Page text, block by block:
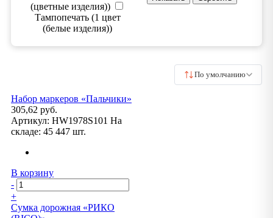
(цветные изделия))
Тампопечать (1 цвет
(белые изделия))
По умолчанию
Набор маркеров «Пальчики»
305,62 руб.
Артикул: HW1978S101 На
складе: 45 447 шт.
В корзину
-
+
Сумка дорожная «РИКО